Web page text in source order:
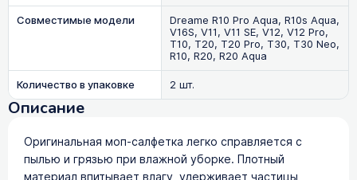
Совместимые модели
Dreame R10 Pro Aqua, R10s Aqua,
V16S, V11, V11 SE, V12, V12 Pro,
T10, T20, T20 Pro, T30, T30 Neo,
R10, R20, R20 Aqua
Количество в упаковке
2 шт.
Описание
Оригинальная моп-салфетка легко справляется с
пылью и грязью при влажной уборке. Плотный
материал впитывает влагу, удерживает частицы